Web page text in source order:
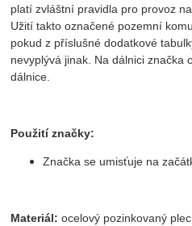
platí zvláštní pravidla pro provoz
Užití takto označené pozemní
pokud z příslušné dodatkové
nevyplývá jinak. Na dálnici značka
dálnice.
Použití značky:
Značka se umisťuje na
Materiál: ocelový pozinkovaný